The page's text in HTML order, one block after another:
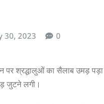
30, 2023 0
पर श्रद्धालुओं का सैलाब
जुटने लगी।